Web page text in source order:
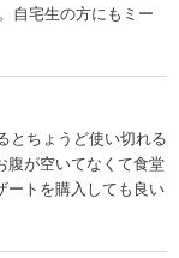
自宅生の方にもミー
とちょうど使い切れる
腹が空いてなくて食堂
ートを購入しても良い